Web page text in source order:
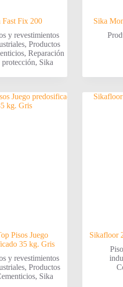
Fast Fix 200
y revestimientos
, Productos
, Reparación
protección, Sika
Sika
Pisos Juego
35 kg. Gris
y revestimientos
, Productos
, Sika
Sikafloor